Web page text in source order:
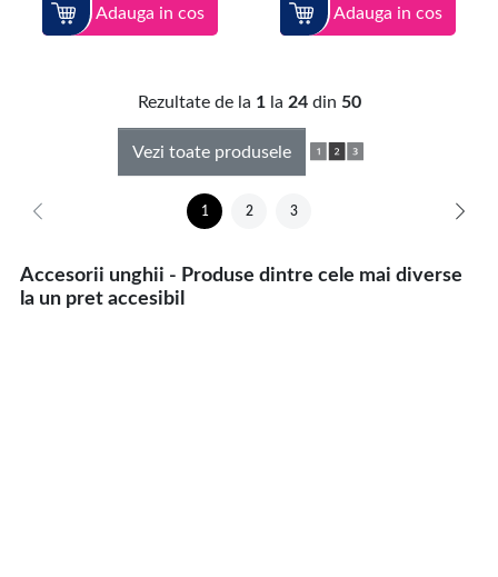
Adauga in cos Adauga in cos
Rezultate de la 1la 24din 50
Vezi toate produsele
1 2 3
Accesorii unghii - Produse dintre cele mai diverse
la un pret accesibil